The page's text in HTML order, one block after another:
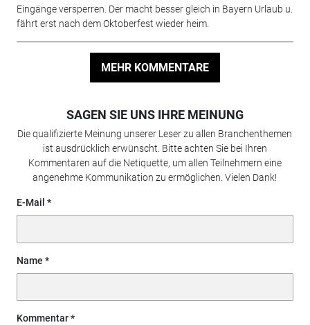
Eingänge versperren. Der macht besser gleich in Bayern Urlaub u.
fährt erst nach dem Oktoberfest wieder heim.
MEHR KOMMENTARE
SAGEN SIE UNS IHRE MEINUNG
Die qualifizierte Meinung unserer Leser zu allen Branchenthemen
ist ausdrücklich erwünscht. Bitte achten Sie bei Ihren
Kommentaren auf die Netiquette, um allen Teilnehmern eine
angenehme Kommunikation zu ermöglichen. Vielen Dank!
E-Mail
Name
Kommentar